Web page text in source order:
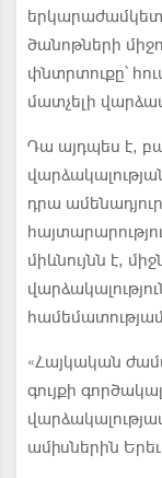
ծանոթների
փնտրտուքը՝
մատչելի
Դա այդպես է,
դրա
միևնույնն է,
«Հայկական
գույքի
ամիսներին